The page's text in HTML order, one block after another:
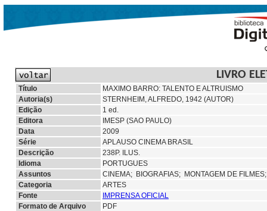
LIVRO
Título
MAXIMO BARRO: TALENTO E ALTRUISMO
Autoria(s)
STERNHEIM, ALFREDO, 1942 (AUTOR)
Edição
1 ed.
Editora
IMESP (SAO PAULO)
Data
2009
Série
APLAUSO CINEMA BRASIL
Descrição
238P. ILUS.
Idioma
PORTUGUES
Assuntos
CINEMA; BIOGRAFIAS; MONTAGEM DE
Categoria
ARTES
Fonte
IMPRENSA OFICIAL
Formato de Arquivo
PDF